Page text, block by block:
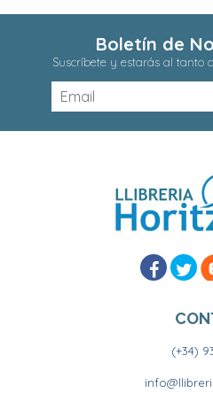
Boletín de
Suscríbete y estarás al tanto
(+34)